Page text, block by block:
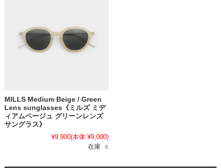
MILLS Medium Beige / Green
Lens sunglasses《ミルズ ミデ
ィアムベージュ グリーンレンズ
サングラス》
¥9,900(本体 ¥9,000)
在庫 ○